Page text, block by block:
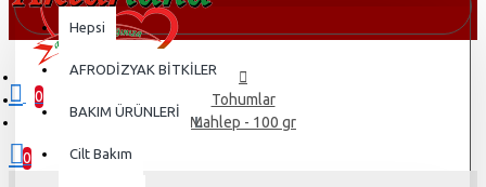
0
0 ürün - 0,00TL
0
Hepsi
AFRODİZYAK BİTKİLER
BAKIM ÜRÜNLERİ
Cilt Bakım
Tohumlar
Mahlep - 100 gr